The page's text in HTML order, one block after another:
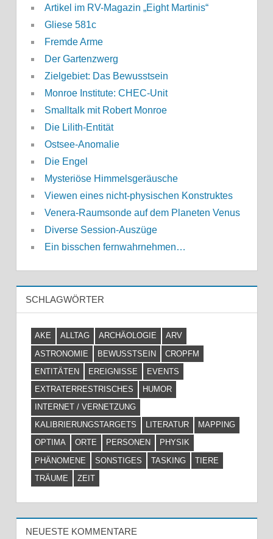
Artikel im RV-Magazin „Eight Martinis“
Gliese 581c
Fremde Arme
Der Gartenzwerg
Zielgebiet: Das Bewusstsein
Monroe Institute: CHEC-Unit
Smalltalk mit Robert Monroe
Die Lilith-Entität
Ostsee-Anomalie
Die Engel
Mysteriöse Himmelsgeräusche
Viewen eines nicht-physischen Konstruktes
Venera-Raumsonde auf dem Planeten Venus
Diverse Session-Auszüge
Ein bisschen fernwahrnehmen…
SCHLAGWÖRTER
AKE ALLTAG ARCHÄOLOGIE
ARV
ASTRONOMIE
BEWUSSTSEIN
CROPFM
ENTITÄTEN
EREIGNISSE
EVENTS
EXTRATERRESTRISCHES
HUMOR
INTERNET / VERNETZUNG
KALIBRIERUNGSTARGETS
LITERATUR
MAPPING
OPTIMA
ORTE PERSONEN
PHYSIK
PHÄNOMENE
SONSTIGES TASKING
TIERE
TRÄUME
ZEIT
NEUESTE KOMMENTARE